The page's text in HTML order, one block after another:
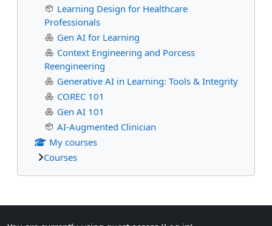
Learning Design for Healthcare
Professionals
Gen AI for Learning
Context Engineering and Porcess
Reengineering
Generative AI in Learning: Tools & Integrity
COREC 101
Gen AI 101
AI-Augmented Clinician
My courses
Courses
Supplementary blocks